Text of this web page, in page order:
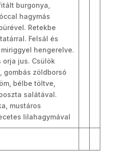
burgonya,
hagymás
Retekbe
Felsál és
hengerelve.
orja jus. Csülök
gombás zöldborsó
bélbe töltve,
salátával.
mustáros
lilahagymával